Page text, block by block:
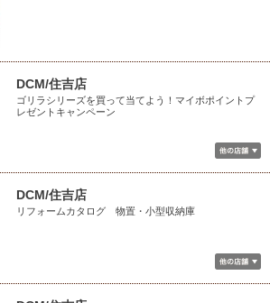
DCM/住吉店
ゴリラシリーズを買って当てよう！マイボポイントプ
レゼントキャンペーン
DCM/住吉店
リフォームカタログ 物置・小型収納庫